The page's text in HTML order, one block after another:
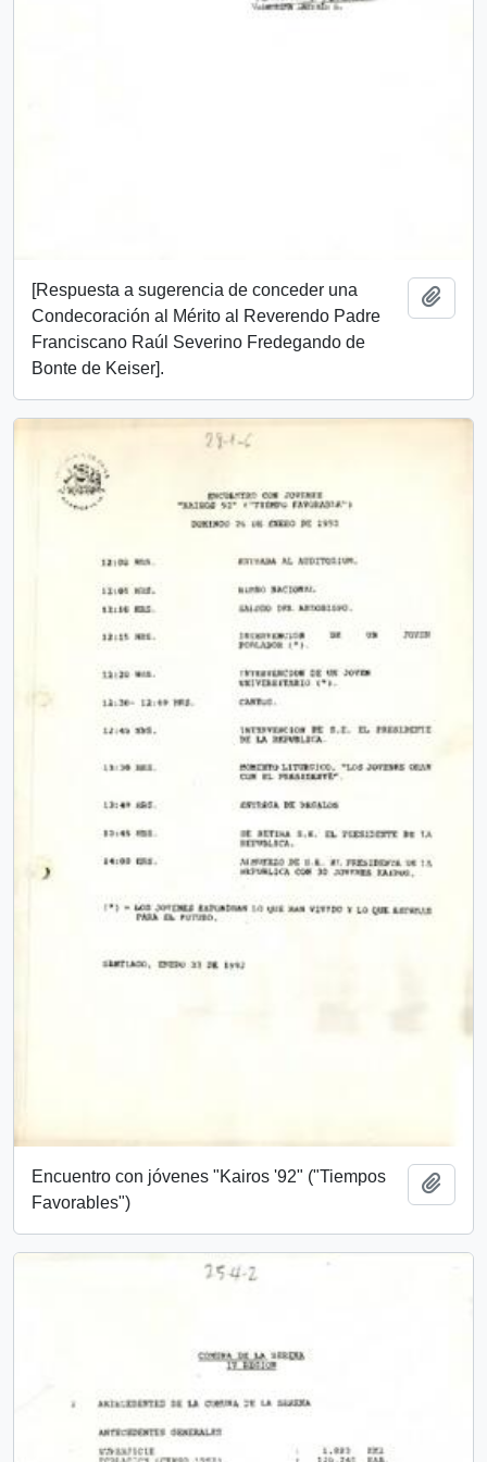
[Respuesta a sugerencia de conceder una
Condecoración al Mérito al Reverendo Padre
Franciscano Raúl Severino Fredegando de
Bonte de Keiser].
Encuentro con jóvenes "Kairos '92" ("Tiempos
Favorables")